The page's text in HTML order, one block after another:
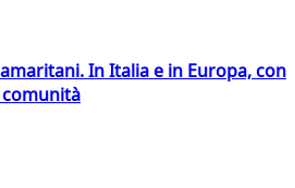
In Italia e in Europa, con